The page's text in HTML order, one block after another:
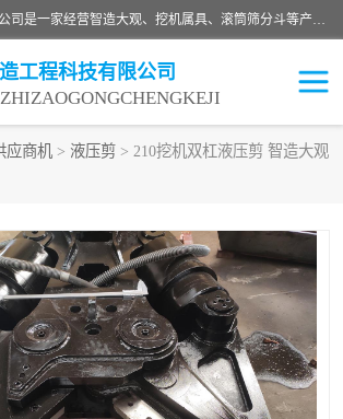
济宁智造工程科技有限公司是一家经营智造大观、挖机属具、滚筒筛分斗等产品的滑移装载机厂家。济宁智造工程科技有限公司奉行以质量赢得用户，诚信为本，互利共赢的宗旨，依靠雄厚的技术力量，科学的管理制度，先进的加工检测设备，始终坚持以客户为中心，免费咨询！
工程科技有限公司
应商机 > 液压剪 > 210挖机双杠液压剪 智造大观
移动破碎机
粉碎钳
土壤修复
开沟机